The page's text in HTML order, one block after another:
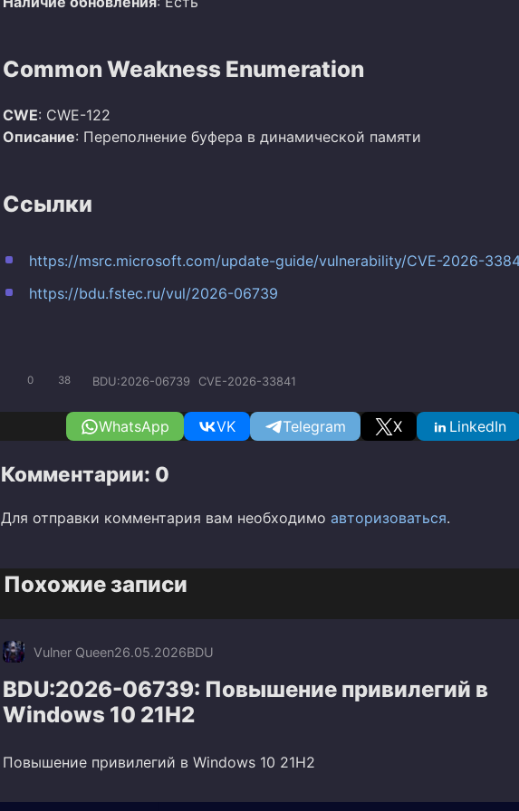
Common Weakness Enumeration
CWE: CWE-122
Описание: Переполнение буфера в динамической памяти
Ссылки
https://msrc.microsoft.com/update-guide/vulnerability/CVE-2026-
https://bdu.fstec.ru/vul/2026-06739
0 38 BDU:2026-06739 CVE-2026-33841
WhatsApp VK Telegram X LinkedIn
Комментарии: 0
Для отправки комментария вам необходимо авторизоваться.
Похожие записи
Vulner Queen26.05.2026BDU
BDU:2026-06739: Повышение привилегий в
Windows 10 21H2
Повышение привилегий в Windows 10 21H2